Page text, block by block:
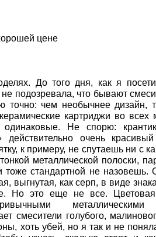
цене
До того дня, как я
подозревала, что бывают
точно: чем необычнее дизайн,
картриджи во всех
одинаковые. Не спорю:
очень
к примеру, не спутаешь ни с
металлической полоски,
тоже стандартной не назовешь.
выгнутая, как серп, в виде
Но это еще не все.
металлическими
смесители голубого,
хоть убей, но я так и не